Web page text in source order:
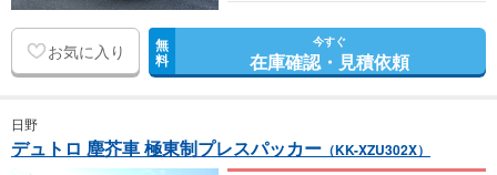
お気に入り 無
料
今すぐ
在庫確認・見積依頼
日野
デュトロ 塵芥車 極東制プレスパッカー （KK-XZU302X）